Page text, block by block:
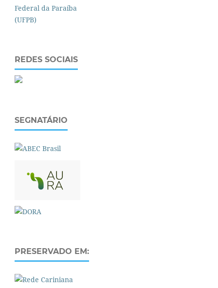
REDES SOCIAIS
SEGNATÁRIO
PRESERVADO EM: